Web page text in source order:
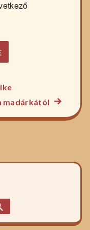
madárkától
főzelék